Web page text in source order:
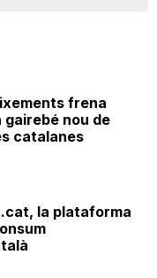
frena
gairebé nou de
catalanes
la plataforma